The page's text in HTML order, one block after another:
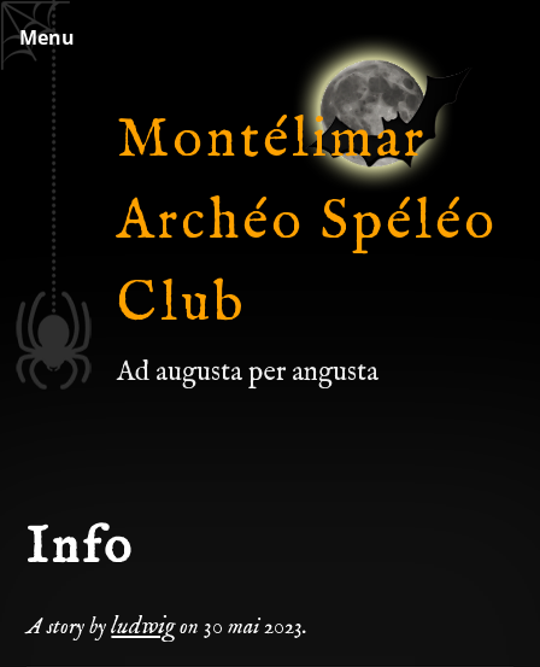
Skip
to
content
Menu
Montélimar
Archéo Spéléo
Club
Ad augusta per angusta
Info
A story byludwigon 30 mai 2023.